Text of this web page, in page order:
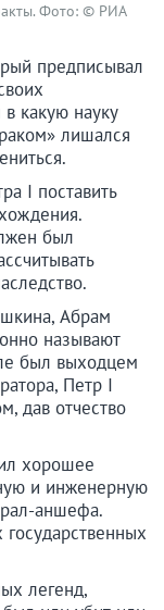
Фото: © РИА
предписывал
какую науку
лишался
I поставить
был
Абрам
называют
был выходцем
Петр I
дав отчество
хорошее
и инженерную
аншефа.
легенд,